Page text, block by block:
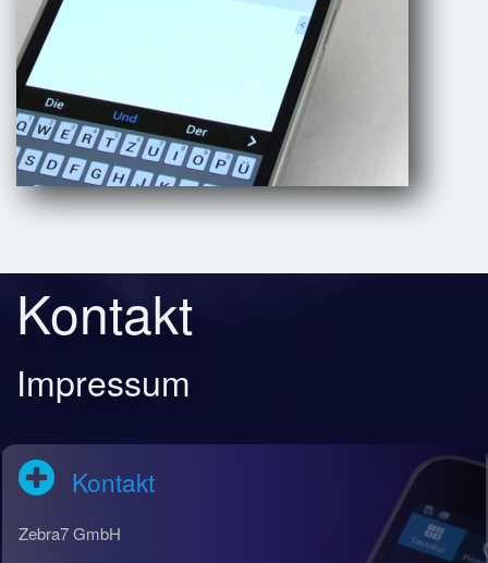
Kontakt
Impressum
Kontakt
Zebra7 GmbH